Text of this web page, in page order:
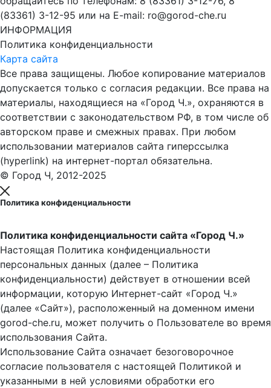
(83361) 3-12-95 или на E-mail: ro@gorod-che.ru
ИНФОРМАЦИЯ
Политика конфиденциальности
Карта сайта
Все права защищены. Любое копирование материалов
допускается только с согласия редакции. Все права на
материалы, находящиеся на «Город Ч.», охраняются в
соответствии с законодательством РФ, в том числе об
авторском праве и смежных правах. При любом
использовании материалов сайта гиперссылка
(hyperlink) на интернет-портал обязательна.
© Город Ч, 2012-2025
Политика конфиденциальности
Политика конфиденциальности сайта «Город Ч.»
Настоящая Политика конфиденциальности
персональных данных (далее – Политика
конфиденциальности) действует в отношении всей
информации, которую Интернет-сайт «Город Ч.»
(далее «Сайт»), расположенный на доменном имени
gorod-che.ru, может получить о Пользователе во время
использования Cайта.
Использование Сайта означает безоговорочное
согласие пользователя с настоящей Политикой и
указанными в ней условиями обработки его